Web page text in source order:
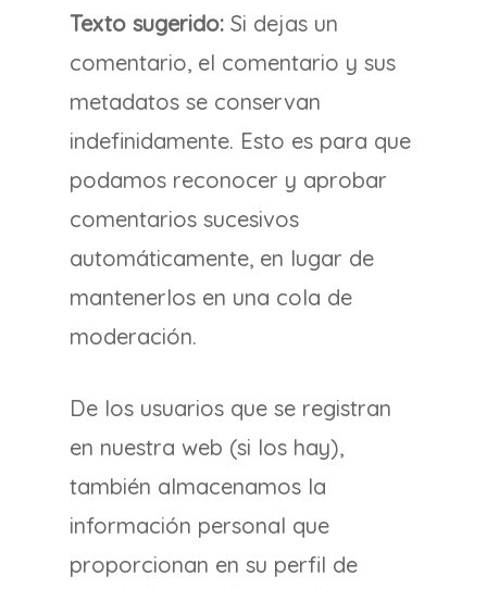
Texto sugerido: Si dejas un
comentario, el comentario y sus
metadatos se conservan
indefinidamente. Esto es para que
podamos reconocer y aprobar
comentarios sucesivos
automáticamente, en lugar de
mantenerlos en una cola de
moderación.
De los usuarios que se registran
en nuestra web (si los hay),
también almacenamos la
información personal que
proporcionan en su perfil de